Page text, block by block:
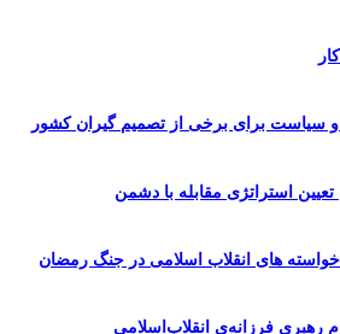
سیاست برای برخی از تصمیم گیران کشور
استراتژی مقابله با دشمن
های انقلاب اسلامی در جنگ رمضان
رهبری فرزانه‌ی انقلاب‌اسلامی